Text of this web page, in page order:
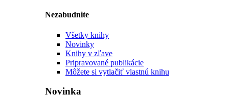
Nezabudnite
Všetky knihy
Novinky
Knihy v zľave
Pripravované publikácie
Môžete si vytlačiť vlastnú knihu
Novinka